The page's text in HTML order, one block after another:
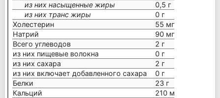
из них насыщенные жиры
0,5 г
из них транс жиры
0 г
Холестерин
55 мг
Натрий
90 мг
Всего углеводов
2 г
из них пищевые волокна
0 г
из них сахара
2 г
из них включает добавленного сахара
0 г
Белки
23 г
Кальций
210 мг